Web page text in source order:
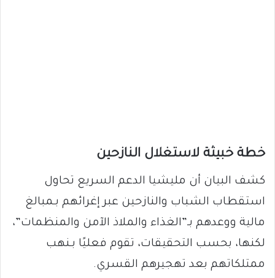
خطة خبيثة لاستغلال النازحين
كشف البيان أن مليشيا الدعم السريع تحاول
استقطاب الشباب والنازحين عبر إغرائهم بـمبالغ
مالية ووعدهم بـ”الغذاء والملاذ الآمن والمنظمات”،
لكنها، بحسب التحقيقات، تقوم فعليًا بـنهب
ممتلكاتهم بعد تهجيرهم القسري.